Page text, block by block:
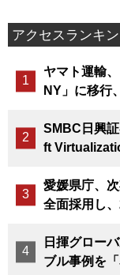
アクセスランキ
ヤマト運輸
NY」に移行
SMBC日興
ft
愛媛県庁、
全面採用し
日揮グロー
ブル事例を